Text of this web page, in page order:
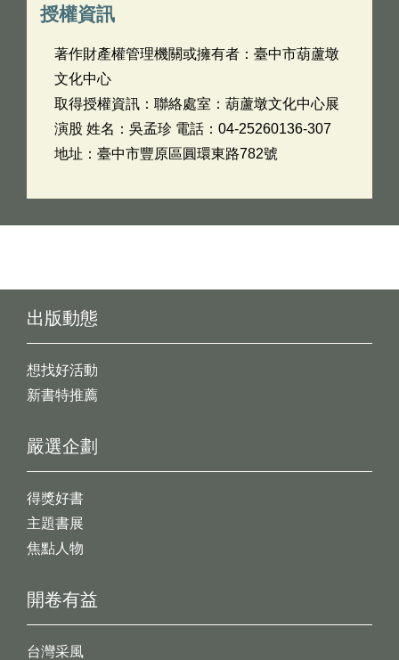
授權資訊
著作財產權管理機關或擁有者：臺中市葫蘆墩
文化中心
取得授權資訊：聯絡處室：葫蘆墩文化中心展
演股 姓名：吳孟珍 電話：04-25260136-307
地址：臺中市豐原區圓環東路782號
出版動態
想找好活動
新書特推薦
開卷有益
台灣采風
嚴選企劃
得獎好書
主題書展
焦點人物